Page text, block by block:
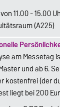
von 11.00 - 15.00
(A225)
am Messetag
und ab 6.
kostenfrei (der
liegt bei 200